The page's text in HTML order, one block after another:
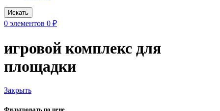
Искать
0 элементов 0 ₽
игровой комплекс для
площадки
Закрыть
Фильтровать по цене